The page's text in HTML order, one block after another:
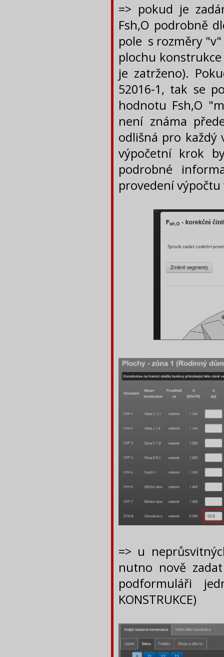
=> pokud je
Fsh,O podrobně
pole s rozměry
plochu
je zatrženo).
52016-1, tak se
hodnotu Fsh,O
není známa
odlišná pro
výpočetní krok
podrobné
provedení
=> u
nutno nově
podformuláři
KONSTRUKCE)